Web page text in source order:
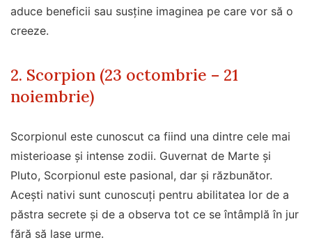
aduce beneficii sau susține imaginea pe care vor să o
creeze.
2. Scorpion (23 octombrie – 21
noiembrie)
Scorpionul este cunoscut ca fiind una dintre cele mai
misterioase și intense zodii. Guvernat de Marte și
Pluto, Scorpionul este pasional, dar și răzbunător.
Acești nativi sunt cunoscuți pentru abilitatea lor de a
păstra secrete și de a observa tot ce se întâmplă în jur
fără să lase urme.